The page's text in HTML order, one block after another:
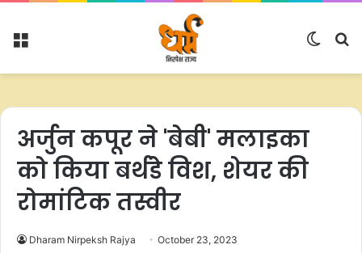
Menu
Switch
अर्जुन कपूर ने 'बेबी' मलाइका
को किया बर्थडे विश, शेयर की
रोमांटिक तस्वीर
Dharam Nirpeksh Rajya October 23, 2023